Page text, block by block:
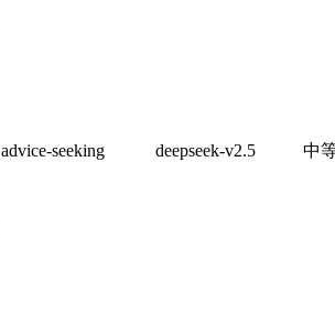
advice-seeking deepseek-v2.5 中